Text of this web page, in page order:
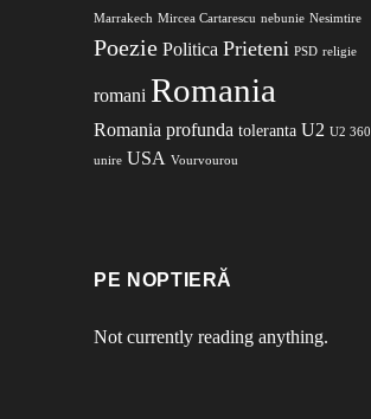
Marrakech Mircea Cartarescu nebunie Nesimtire
Poezie Politica Prieteni PSD religie
romani Romania
Romania profunda toleranta U2 U2 360
unire USA Vourvourou
PE NOPTIERĂ
Not currently reading anything.